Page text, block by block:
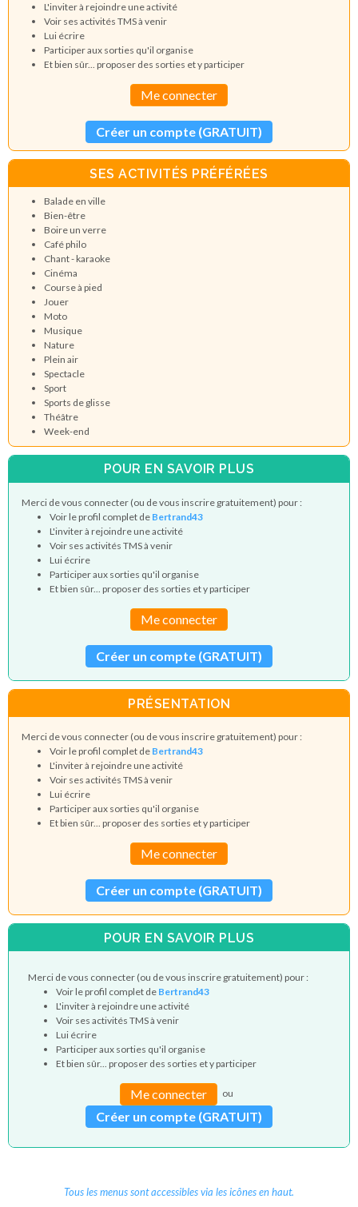
L'inviter à rejoindre une activité
Voir ses activités TMS à venir
Lui écrire
Participer aux sorties qu'il organise
Et bien sûr... proposer des sorties et y participer
Me connecter
Créer un compte (GRATUIT)
SES ACTIVITÉS PRÉFÉRÉES
Balade en ville
Bien-être
Boire un verre
Café philo
Chant - karaoke
Cinéma
Course à pied
Jouer
Moto
Musique
Nature
Plein air
Spectacle
Sport
Sports de glisse
Théâtre
Week-end
POUR EN SAVOIR PLUS
Merci de vous connecter (ou de vous inscrire gratuitement) pour :
Voir le profil complet de Bertrand43
L'inviter à rejoindre une activité
Voir ses activités TMS à venir
Lui écrire
Participer aux sorties qu'il organise
Et bien sûr... proposer des sorties et y participer
Me connecter
Créer un compte (GRATUIT)
PRÉSENTATION
Merci de vous connecter (ou de vous inscrire gratuitement) pour :
Voir le profil complet de Bertrand43
L'inviter à rejoindre une activité
Voir ses activités TMS à venir
Lui écrire
Participer aux sorties qu'il organise
Et bien sûr... proposer des sorties et y participer
Me connecter
Créer un compte (GRATUIT)
POUR EN SAVOIR PLUS
Merci de vous connecter (ou de vous inscrire gratuitement) pour :
Voir le profil complet de Bertrand43
L'inviter à rejoindre une activité
Voir ses activités TMS à venir
Lui écrire
Participer aux sorties qu'il organise
Et bien sûr... proposer des sorties et y participer
Me connecter ou
Créer un compte (GRATUIT)
Tous les menus sont accessibles via les icônes en haut.